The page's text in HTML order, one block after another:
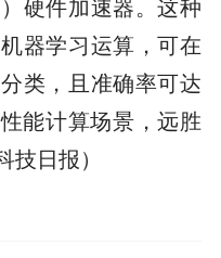
器学习运算，可在
类，且准确率可达
能计算场景，远胜
日报）